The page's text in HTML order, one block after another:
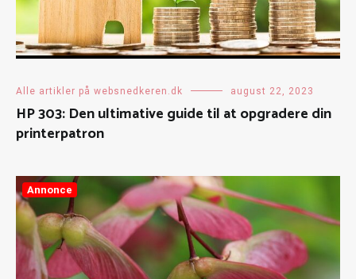
Alle artikler på websnedkeren.dk august 22, 2023
HP 303: Den ultimative guide til at opgradere din
printerpatron
Annonce